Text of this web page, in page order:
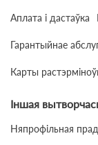
Аплата і дастаўка
Гарантыйнае
Карты
Іншая
Няпрофільная